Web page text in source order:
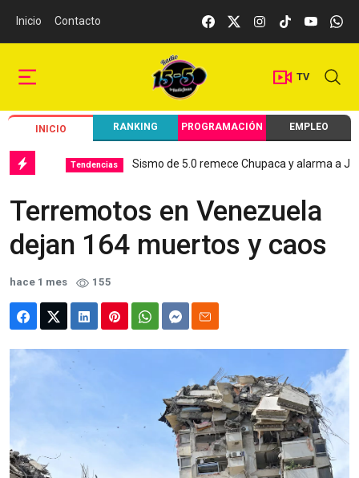
Inicio Contacto
TV
INICIO RANKING PROGRAMACIÓN EMPLEO
Tendencias Sismo de 5.0 remece Chupaca y alarma a Junín
Terremotos en Venezuela
dejan 164 muertos y caos
hace 1 mes 155